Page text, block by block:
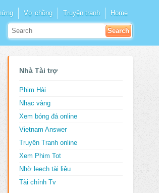
Vợ chồng Truyện tranh Home
Nhà Tài trợ
Phim Hài
Nhạc vàng
Xem bóng đá online
Vietnam Answer
Truyên Tranh online
Xem Phim Tot
Nhờ leech tài liệu
Tài chính Tv